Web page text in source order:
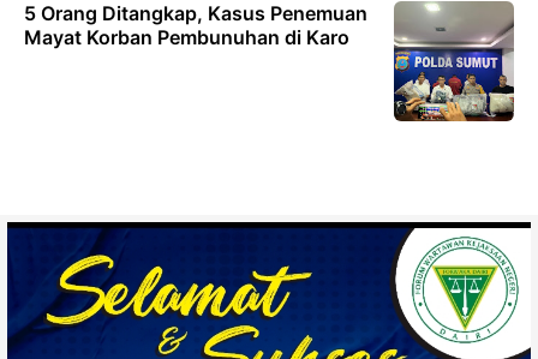
5 Orang Ditangkap, Kasus Penemuan
Mayat Korban Pembunuhan di Karo